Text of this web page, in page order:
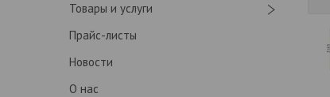
Товары и услуги
Прайс-листы
Новости
О нас